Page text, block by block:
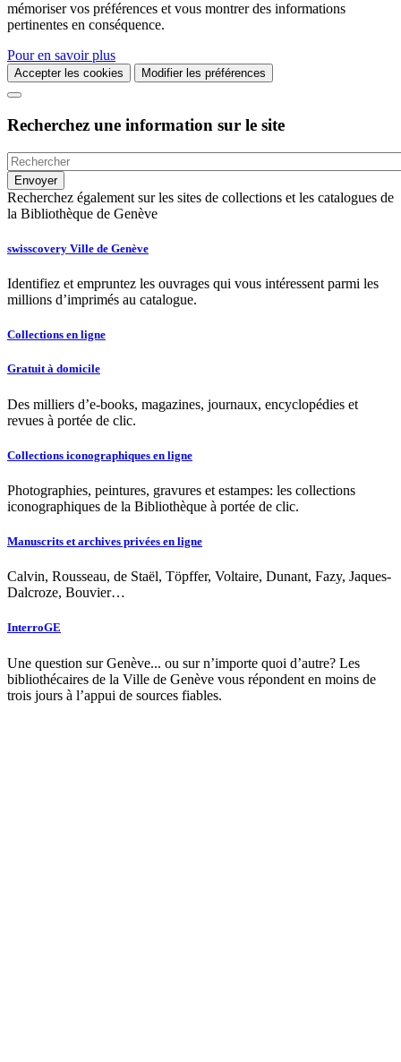
mémoriser vos préférences et vous montrer des informations
pertinentes en conséquence.
Pour en savoir plus
Accepter les cookies Modifier les préférences
Recherchez une information sur le site
Recherchez également sur les sites de collections et les catalogues de
la Bibliothèque de Genève
swisscovery Ville de Genève
Identifiez et empruntez les ouvrages qui vous intéressent parmi les
millions d’imprimés au catalogue.
Collections en ligne
Gratuit à domicile
Des milliers d’e-books, magazines, journaux, encyclopédies et
revues à portée de clic.
Collections iconographiques en ligne
Photographies, peintures, gravures et estampes: les collections
iconographiques de la Bibliothèque à portée de clic.
Manuscrits et archives privées en ligne
Calvin, Rousseau, de Staël, Töpffer, Voltaire, Dunant, Fazy, Jaques-
Dalcroze, Bouvier…
InterroGE
Une question sur Genève... ou sur n’importe quoi d’autre? Les
bibliothécaires de la Ville de Genève vous répondent en moins de
trois jours à l’appui de sources fiables.